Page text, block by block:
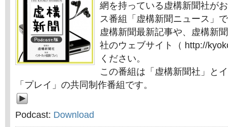
網を持っている虚構新聞社が
ス番組「虚構新聞ニュース」
虚構新聞最新記事や、虚構新
社のウェブサイト（ http://
ください。
この番組は「虚構新聞社」と
「プレイ」の共同制作番組です。
Podcast: Download